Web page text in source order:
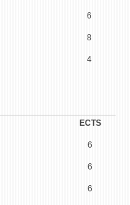
6
8
4
ECTS
6
6
6